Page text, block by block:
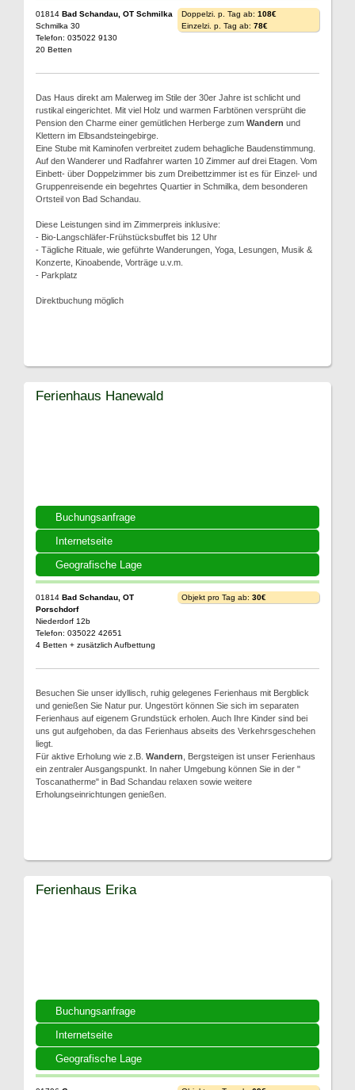
01814 Bad Schandau, OT Schmilka
Schmilka 30
Telefon: 035022 9130
20 Betten
Doppelzi. p. Tag ab: 108€
Einzelzi. p. Tag ab: 78€
Das Haus direkt am Malerweg im Stile der 30er Jahre ist schlicht und
rustikal eingerichtet. Mit viel Holz und warmen Farbtönen versprüht die
Pension den Charme einer gemütlichen Herberge zum Wandern und
Klettern im Elbsandsteingebirge.
Eine Stube mit Kaminofen verbreitet zudem behagliche Baudenstimmung.
Auf den Wanderer und Radfahrer warten 10 Zimmer auf drei Etagen. Vom
Einbett- über Doppelzimmer bis zum Dreibettzimmer ist es für Einzel- und
Gruppenreisende ein begehrtes Quartier in Schmilka, dem besonderen
Ortsteil von Bad Schandau.
Diese Leistungen sind im Zimmerpreis inklusive:
- Bio-Langschläfer-Frühstücksbuffet bis 12 Uhr
- Tägliche Rituale, wie geführte Wanderungen, Yoga, Lesungen, Musik &
Konzerte, Kinoabende, Vorträge u.v.m.
- Parkplatz
Direktbuchung möglich
Buchungsanfrage
Internetseite
Geografische Lage
Ferienhaus Hanewald
01814 Bad Schandau, OT
Porschdorf
Niederdorf 12b
Telefon: 035022 42651
4 Betten + zusätzlich Aufbettung
Objekt pro Tag ab: 30€
Besuchen Sie unser idyllisch, ruhig gelegenes Ferienhaus mit Bergblick
und genießen Sie Natur pur. Ungestört können Sie sich im separaten
Ferienhaus auf eigenem Grundstück erholen. Auch Ihre Kinder sind bei
uns gut aufgehoben, da das Ferienhaus abseits des Verkehrsgeschehen
liegt.
Für aktive Erholung wie z.B. Wandern , Bergsteigen ist unser Ferienhaus
ein zentraler Ausgangspunkt. In naher Umgebung können Sie in der "
Toscanatherme" in Bad Schandau relaxen sowie weitere
Erholungseinrichtungen genießen.
Buchungsanfrage
Internetseite
Geografische Lage
Ferienhaus Erika